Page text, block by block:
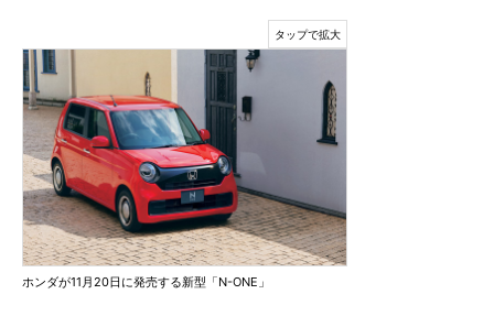
ホンダが11月20日に発売する新型「N-ONE」